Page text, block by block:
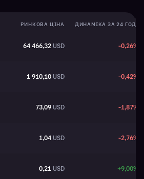
РИНКОВА ЦІНА ДИНАМІКА ЗА 24 ГОД.
64 466,32 USD -0,26%
1 910,10 USD -0,42%
73,09 USD -1,87%
1,04 USD -2,76%
0,21 USD +9,00%